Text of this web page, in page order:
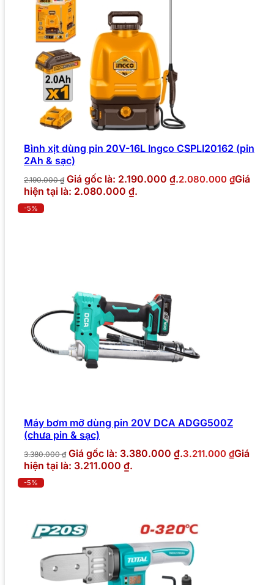
Bình xịt dùng pin 20V-16L Ingco CSPLI20162 (pin
2Ah & sạc)
2.190.000₫ Giá gốc là: 2.190.000 ₫.2.080.000 ₫Giá
hiện tại là: 2.080.000 ₫.
-5%
Máy bơm mỡ dùng pin 20V DCA ADGG500Z
(chưa pin & sạc)
3.380.000₫ Giá gốc là: 3.380.000 ₫.3.211.000 ₫Giá
hiện tại là: 3.211.000 ₫.
-5%